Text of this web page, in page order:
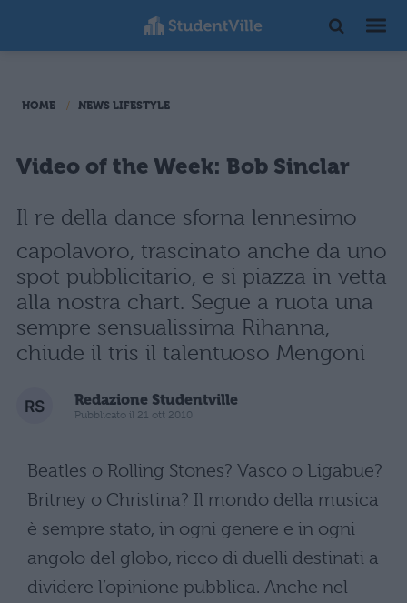
HOME NEWS LIFESTYLE
Video of the Week: Bob Sinclar
Il re della dance sforna lennesimo
capolavoro, trascinato anche da uno
spot pubblicitario, e si piazza in vetta
alla nostra chart. Segue a ruota una
sempre sensualissima Rihanna,
chiude il tris il talentuoso Mengoni
Redazione Studentville
Pubblicato il 21 ott 2010
Beatles o Rolling Stones? Vasco o Ligabue?
Britney o Christina? Il mondo della musica
è sempre stato, in ogni genere e in ogni
angolo del globo, ricco di duelli destinati a
dividere l’opinione pubblica. Anche nel